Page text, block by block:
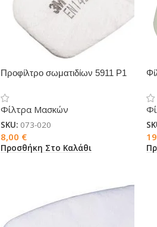
Προφίλτρo σωματιδίων 5911 P1
Φίλτρα Μασκών
SKU: 073-020
8,00 €
Προσθήκη Στο Καλάθι